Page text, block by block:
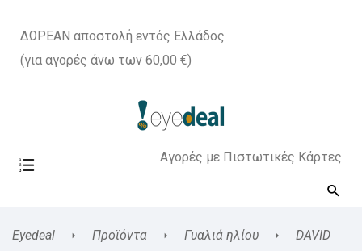
ΔΩΡΕΑΝ αποστολή εντός Ελλάδος
(για αγορές άνω των 60,00 €)
Αγορές με Πιστωτικές Κάρτες
Eyedeal Προϊόντα Γυαλιά ηλίου
DAVID